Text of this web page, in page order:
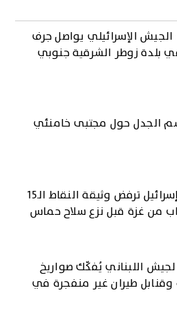
الجيش الإسرائيلي يواصل جرف
بلدة زوطر الشرقية جنوبي
الجدل حول مجتبى خامنئي
نتنياهو: إسرائيل ترفض وثيقة النقاط الـ15
من غزة قبل نزع سلاح حماس
اللبناني يُفكّك صواريخ
وقنابل طيران غير منفجرة في